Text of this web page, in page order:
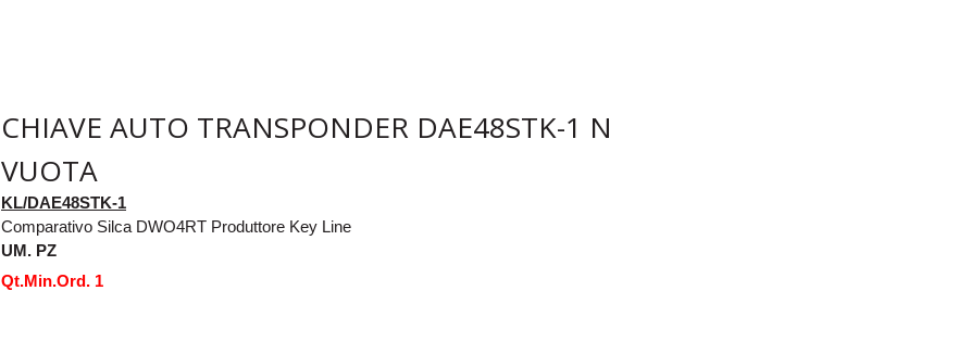
CHIAVE AUTO TRANSPONDER DAE48STK-1 N
VUOTA
KL/DAE48STK-1
Comparativo Silca DWO4RT Produttore Key Line
UM. PZ
Qt.Min.Ord. 1